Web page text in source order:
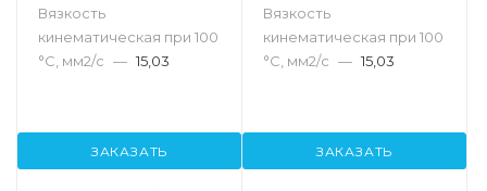
Вязкость
кинематическая при 100
°С, мм2/с — 15,03
ЗАКАЗАТЬ
Вязкость
кинематическая при 100
°С, мм2/с — 15,03
ЗАКАЗАТЬ